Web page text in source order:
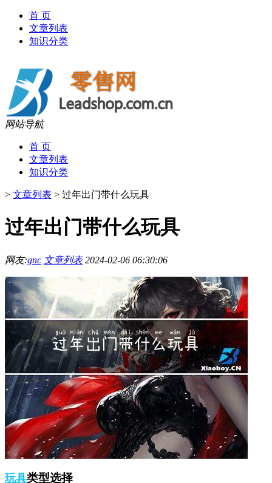
首 页
文章列表
知识分类
网站导航
首 页
文章列表
知识分类
> 文章列表 > 过年出门带什么玩具
过年出门带什么玩具
网友:gnc 文章列表 2024-02-06 06:30:06
玩具类型选择